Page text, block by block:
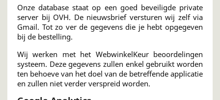
Onze database staat op een goed beveiligde private
server bij OVH. De nieuwsbrief versturen wij zelf via
Gmail. Tot zo ver de gegevens die je hebt opgegeven
bij de bestelling.
Wij werken met het WebwinkelKeur beoordelingen
systeem. Deze gegevens zullen enkel gebruikt worden
ten behoeve van het doel van de betreffende applicatie
en zullen niet verder verspreid worden.